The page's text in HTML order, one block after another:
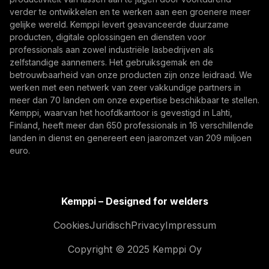
Door u te abonneren, gaat u ermee akkoord
marketing-e-mails van Kemppi te ontvangen.
verder te ontwikkelen en te werken aan een groenere meer
gelijke wereld. Kemppi levert geavanceerde duurzame
producten, digitale oplossingen en diensten voor
professionals aan zowel industriële lasbedrijven als
zelfstandige aannemers. Het gebruiksgemak en de
betrouwbaarheid van onze producten zijn onze leidraad. We
werken met een netwerk van zeer vakkundige partners in
meer dan 70 landen om onze expertise beschikbaar te stellen.
Kemppi, waarvan het hoofdkantoor is gevestigd in Lahti,
Finland, heeft meer dan 650 professionals in 16 verschillende
landen in dienst en genereert een jaaromzet van 209 miljoen
euro.
Kemppi – Designed for welders
CookiesJuridischPrivacyImpressum
Copyright © 2025 Kemppi Oy